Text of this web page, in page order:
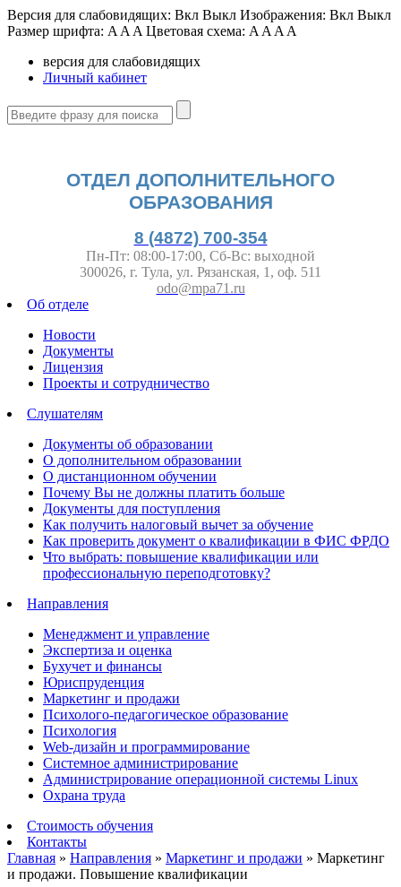
Версия для слабовидящих: Вкл Выкл Изображения: Вкл Выкл
Размер шрифта: A A A Цветовая схема: A A A A
версия для слабовидящих
Личный кабинет
ОТДЕЛ ДОПОЛНИТЕЛЬНОГО
ОБРАЗОВАНИЯ
8 (4872) 700-354
Пн-Пт: 08:00-17:00, Сб-Вс: выходной
300026, г. Тула, ул. Рязанская, 1, оф. 511
odo@mpa71.ru
Об отделе
Новости
Документы
Лицензия
Проекты и сотрудничество
Слушателям
Документы об образовании
О дополнительном образовании
О дистанционном обучении
Почему Вы не должны платить больше
Документы для поступления
Как получить налоговый вычет за обучение
Как проверить документ о квалификации в ФИС ФРДО
Что выбрать: повышение квалификации или
профессиональную переподготовку?
Направления
Менеджмент и управление
Экспертиза и оценка
Бухучет и финансы
Юриспруденция
Маркетинг и продажи
Психолого-педагогическое образование
Психология
Web-дизайн и программирование
Системное администрирование
Администрирование операционной системы Linux
Охрана труда
Стоимость обучения
Контакты
Главная » Направления » Маркетинг и продажи » Маркетинг
и продажи. Повышение квалификации